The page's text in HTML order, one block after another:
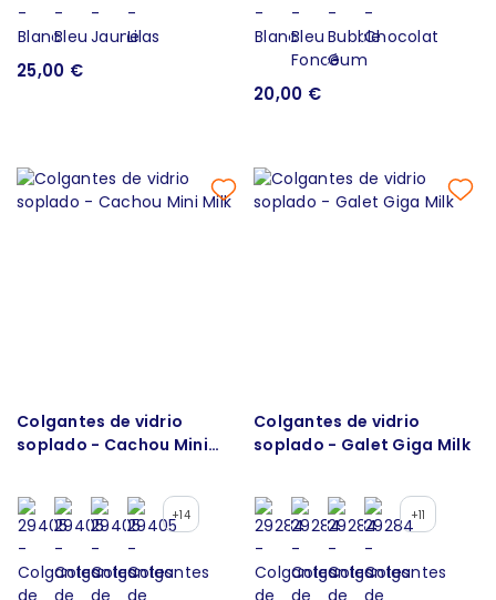
25,00 €
20,00 €
Colgantes de vidrio
soplado - Cachou Mini
+14
Colgantes de vidrio
soplado - Galet Giga Milk
+11